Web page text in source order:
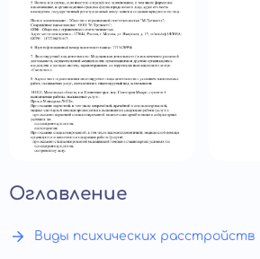
Оглавление
Виды психических расстройств